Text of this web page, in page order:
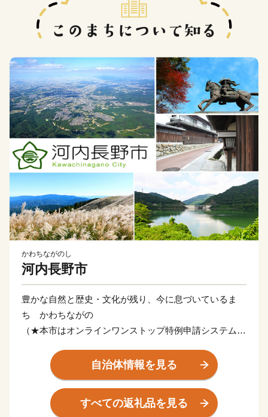
かわちながのし
河内長野市
豊かな自然と歴史・文化が残り、今に息づいているま
ち かわちながの
（★本市はオンラインワンストップ特例申請システム
河内長野市は大阪府の南東、面積の7割は森林という
「自然豊かなまち」です。 市の玄関口「河内長野駅」
へは南海高野線なんば駅から電車で約30分。市街地から
自治体情報を見る
すべての返礼品を見る